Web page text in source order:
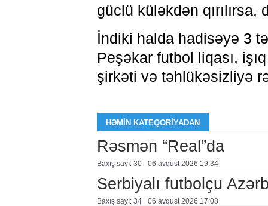
güclü küləkdən
İndiki halda hadisəyə 3
Peşəkar futbol liqası,
şirkəti və təhlükəsizliyə
HƏMIN KATEQORIYADAN
Rəsmən “Real”da
Baxış sayı: 30 06 avqust 2026 19:34
Serbiyalı futbolçu
Baxış sayı: 34 06 avqust 2026 17:08